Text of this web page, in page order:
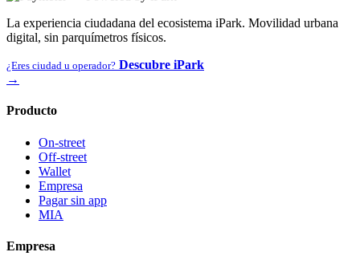
La experiencia ciudadana del ecosistema iPark. Movilidad urbana
digital, sin parquímetros físicos.
¿Eres ciudad u operador? Descubre iPark
→
Producto
On-street
Off-street
Wallet
Empresa
Pagar sin app
MIA
Empresa